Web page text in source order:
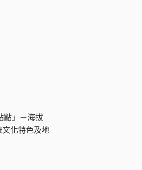
點」－海拔
化特色及地